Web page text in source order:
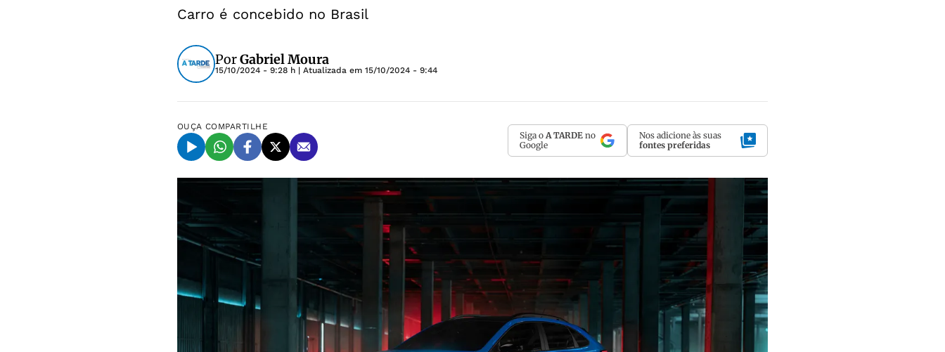
Carro é concebido no Brasil
PorGabriel Moura
15/10/2024 - 9:28 h | Atualizada em 15/10/2024 - 9:44
OUÇA COMPARTILHE
Siga o A TARDE no
Google
Nos adicione às suas
fontes preferidas